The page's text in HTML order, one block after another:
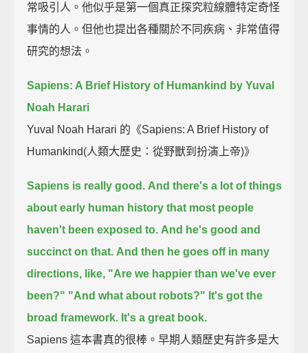
常吸引人。他似乎是第一個真正探究粒線體特定奇怪
事情的人。但他也提出各種關於不同疾病、非常值得
研究的想法。
Sapiens: A Brief History of Humankind by Yuval
Noah Harari
Yuval Noah Harari 的《Sapiens: A Brief History of
Humankind(人類大歷史：從野獸到扮演上帝)》
Sapiens is really good. And there's a lot of things
about early human history that most people
haven't been exposed to. And he's good and
succinct on that. And then he goes off in many
directions, like, "Are we happier than we've ever
been?" "And what about robots?" It's got the
broad framework. It's a great book.
Sapiens 這本書真的很棒。早期人類歷史有許多是大